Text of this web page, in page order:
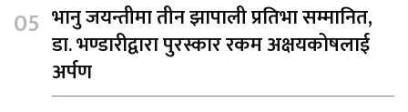
भानु जयन्तीमा तीन झापाली प्रतिभा सम्मानित,
डा. भण्डारीद्वारा पुरस्कार रकम अक्षयकोषलाई
अर्पण